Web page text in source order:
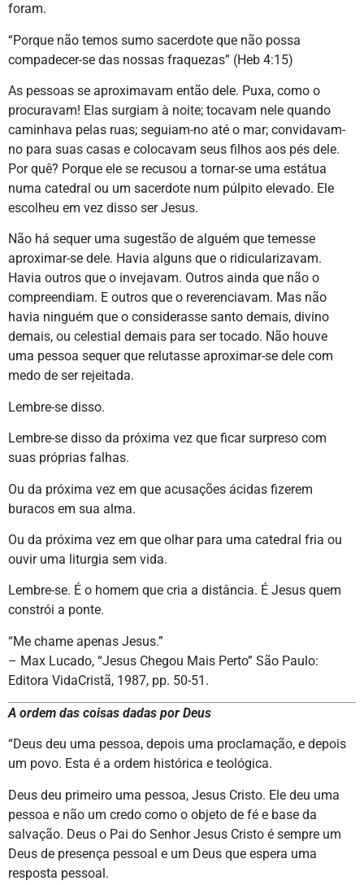
foram.
“Porque não temos sumo sacerdote que não possa
compadecer-se das nossas fraquezas” (Heb 4:15)
As pessoas se aproximavam então dele. Puxa, como o
procuravam! Elas surgiam à noite; tocavam nele quando
caminhava pelas ruas; seguiam-no até o mar; convidavam-
no para suas casas e colocavam seus filhos aos pés dele.
Por quê? Porque ele se recusou a tornar-se uma estátua
numa catedral ou um sacerdote num púlpito elevado. Ele
escolheu em vez disso ser Jesus.
Não há sequer uma sugestão de alguém que temesse
aproximar-se dele. Havia alguns que o ridicularizavam.
Havia outros que o invejavam. Outros ainda que não o
compreendiam. E outros que o reverenciavam. Mas não
havia ninguém que o considerasse santo demais, divino
demais, ou celestial demais para ser tocado. Não houve
uma pessoa sequer que relutasse aproximar-se dele com
medo de ser rejeitada.
Lembre-se disso.
Lembre-se disso da próxima vez que ficar surpreso com
suas próprias falhas.
Ou da próxima vez em que acusações ácidas fizerem
buracos em sua alma.
Ou da próxima vez em que olhar para uma catedral fria ou
ouvir uma liturgia sem vida.
Lembre-se. É o homem que cria a distância. É Jesus quem
constrói a ponte.
“Me chame apenas Jesus.”
– Max Lucado, “Jesus Chegou Mais Perto” São Paulo:
Editora VidaCristã, 1987, pp. 50-51.
A ordem das coisas dadas por Deus
“Deus deu uma pessoa, depois uma proclamação, e depois
um povo. Esta é a ordem histórica e teológica.
Deus deu primeiro uma pessoa, Jesus Cristo. Ele deu uma
pessoa e não um credo como o objeto de fé e base da
salvação. Deus o Pai do Senhor Jesus Cristo é sempre um
Deus de presença pessoal e um Deus que espera uma
resposta pessoal.